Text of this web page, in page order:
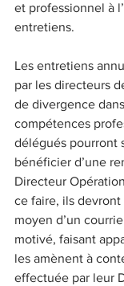
et professionnel à
entretiens.
Les entretiens
par les directeurs
de divergence
compétences
délégués pourront
bénéficier d’une
Directeur
ce faire, ils devront
moyen d’un
motivé, faisant
les amènent à
effectuée par leur